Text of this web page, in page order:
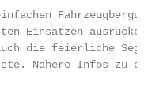
Fahrzeugbergung
Einsätzen ausrücken
die feierliche
Nähere Infos zu den